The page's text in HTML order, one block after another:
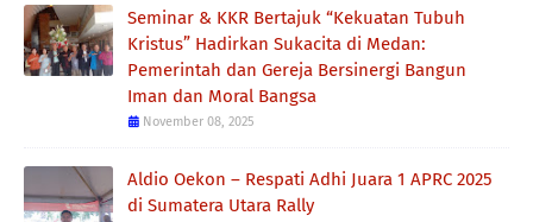
Seminar & KKR Bertajuk “Kekuatan Tubuh
Kristus” Hadirkan Sukacita di Medan:
Pemerintah dan Gereja Bersinergi Bangun
Iman dan Moral Bangsa
November 08, 2025
Aldio Oekon – Respati Adhi Juara 1 APRC 2025
di Sumatera Utara Rally